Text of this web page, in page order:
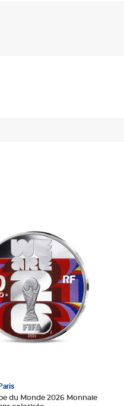
du Monde 2026 Monnaie